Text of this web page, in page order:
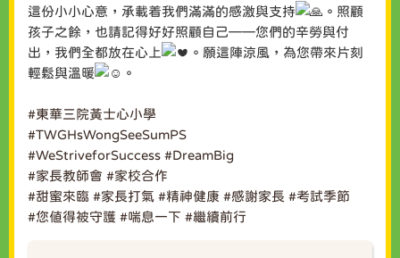
這份小小心意，承載着我們滿滿的感激與支持
。照顧
孩子之餘，也請記得好好照顧自己——您們的辛勞與付
出，我們全都放在心上
。願這陣涼風，為您帶來片刻
輕鬆與溫暖
。
#東華三院黃士心小學
#TWGHsWongSeeSumPS
#WeStriveforSuccess #DreamBig
#家長教師會 #家校合作
#甜蜜來臨 #家長打氣 #精神健康 #感謝家長 #考試季節
#您值得被守護 #喘息一下 #繼續前行